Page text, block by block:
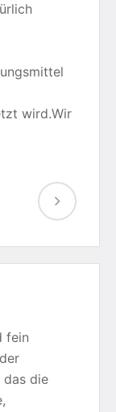
wird.Wir
fein
das die